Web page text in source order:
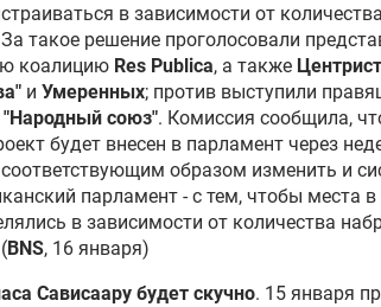
в зависимости от
такое решение проголосовали
коалицию Res Publica, а также
и Умеренных; против выступили
"Народный союз". Комиссия сообщила,
будет внесен в парламент через
образом изменить и
парламент - с тем, чтобы места
в зависимости от количества
BNS, 16 января)
Сависаару будет скучно. 15 января